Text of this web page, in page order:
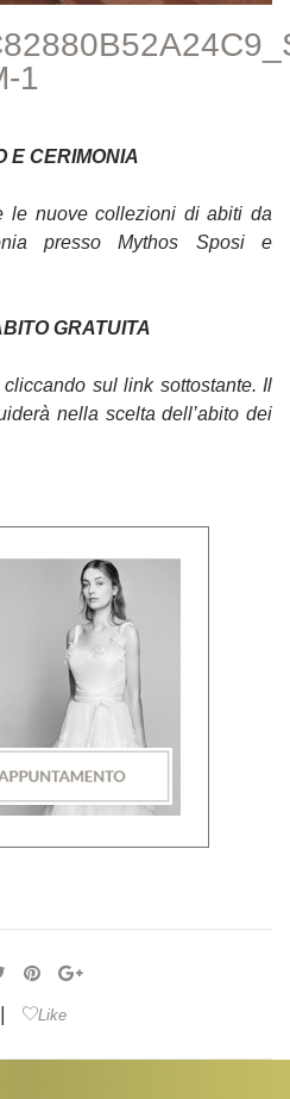
1
E CERIMONIA
le nuove collezioni di abiti da
presso Mythos Sposi e
GRATUITA
sul link sottostante. Il
nella scelta dell’abito dei
Like